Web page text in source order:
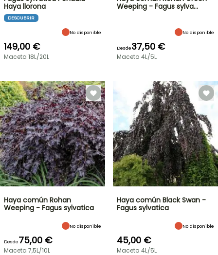
Haya llorona
DESCUBRIR
No disponible
149,00 €
Maceta 18L/20L
Weeping - Fagus sylva…
No disponible
Desde37,50 €
Maceta 4L/5L
Haya común Rohan
Weeping - Fagus sylvatica
No disponible
Desde75,00 €
Maceta 7,5L/10L
Haya común Black Swan -
Fagus sylvatica
No disponible
45,00 €
Maceta 4L/5L